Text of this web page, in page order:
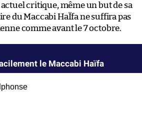
critique, même un but de sa
du Maccabi HaÏfa ne suffira pas
comme avant le 7 octobre.
le Maccabi Haïfa